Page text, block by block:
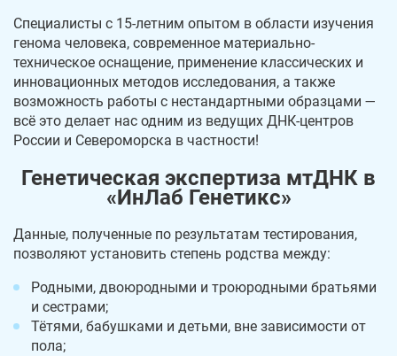
Специалисты с 15-летним опытом в области изучения
генома человека, современное материально-
техническое оснащение, применение классических и
инновационных методов исследования, а также
возможность работы с нестандартными образцами —
всё это делает нас одним из ведущих ДНК-центров
России и Североморска в частности!
Генетическая экспертиза мтДНК в
«ИнЛаб Генетикс»
Данные, полученные по результатам тестирования,
позволяют установить степень родства между:
Родными, двоюродными и троюродными братьями
и сестрами;
Тётями, бабушками и детьми, вне зависимости от
пола;